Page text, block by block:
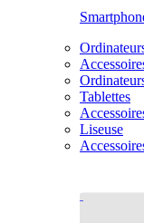
Tablettes
Liseuse